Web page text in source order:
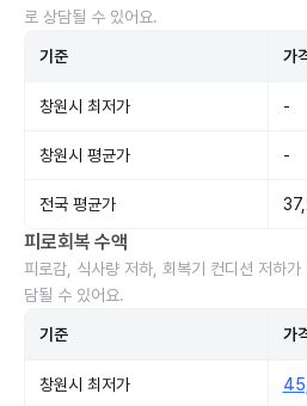
로 상담될 수 있어요.
기준 가
창원시 최저가 -
창원시 평균가 -
전국 평균가
피로회복 수액
피로감, 식사량 저하, 회복기 컨디션 저하
담될 수 있어요.
기준 가
창원시 최저가